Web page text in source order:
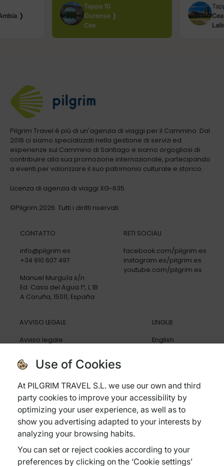
❭
Tappa 10
Ourense ❭
Cea
Pilgrim Travel è più di un'agenzia di viaggi per il Cammino. Dal
2016 ci siamo specializzati nella gestione di servizi ed
esperienze sul Cammino di Santiago e siamo orgogliosi di
contribuire alla sua promozione internazionale, partecipando
a eventi per valorizzare il suo patrimonio culturale e storico.
Licenza di agenzia di viaggi XG-635
©Pilgrim.2026. Tutti i diritti riservati
CONTATTO
info@pilgrim.es
+34 910 607 497
Manuel Murguía s/n
Ed. Casa del Agua 1º, L 1B
A Coruña, 15011, España
RETI SOCIALI
facebook.com/pilgrim.es
instagram.es/pilgrim.es
youtube.com/pilgrim.es
AVVISO LEGALE
Avviso legale
Politica di cookies
Condizioni generali
Assicurazione di viaggio
Domande frequenti
LINGUE
English
Subvenciones:
Use of Cookies
At PILGRIM TRAVEL S.L. we use our own and third
party cookies to improve your accessibility by
optimizing your user experience, as well as to
show you advertising adapted to your interests by
analyzing your browsing habits.
You can set or reject cookies according to your
preferences by clicking on the ‘Cookie settings’